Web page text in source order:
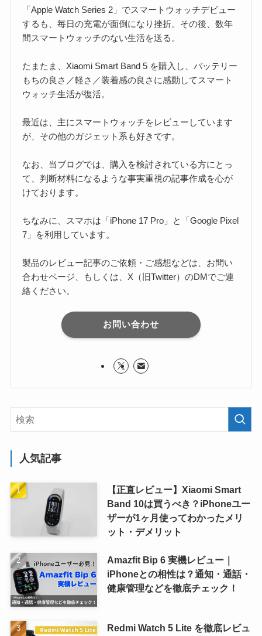
「Apple Watch Series 2」でスマートウォッチデビュー
するも、毎日の充電が面倒になり挫折。その後、数年
間スマートウォッチのない生活を送る。
たまたま、Xiaomi Smart Band 5 を購入し、バッテリー
もちの良さ／軽さ／装着感の良さに感動してスマート
ウォッチ生活が復活。
最近は、主にスマートウォッチをレビューしています
が、その他のガジェット系も好きです。
なお、当ブログでは、購入を検討されている方にとっ
て、判断材料になるような事実重視の記事作成を心が
けております。
ちなみに、スマホは「iPhone 17 Pro」と「Google Pixel
7」を利用しています。
製品のレビュー記事のご依頼・ご感想などは、お問い
合わせページ、もしくは、X（旧Twitter）のDMでご連
絡ください。
お問い合わせ
人気記事
【正直レビュー】Xiaomi Smart
Band 10は買うべき？iPhoneユー
ザーが1ヶ月使ってわかったメリ
ット・デメリット
Amazfit Bip 6 実機レビュー｜
iPhoneとの相性は？通知・通話・
健康管理などを徹底チェック！
Redmi Watch 5 Lite を徹底レビュ